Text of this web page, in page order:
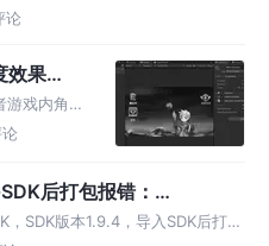
Unity Editor中显示来自Android
论
效果
实现)
戏内角色
整体灰色
后打包报错：
to be updated!
SDK版本1.9.4，导入SDK后打安